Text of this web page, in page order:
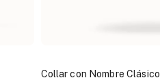
Collar con Nombre Clásico